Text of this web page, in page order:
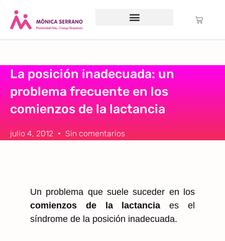
La posición inadecuada: un
problema frecuente en los
comienzos de la lactancia
julio 4, 2012 Sin comentarios
Un problema que suele suceder en los
comienzos de la lactancia es el
síndrome de la posición inadecuada.